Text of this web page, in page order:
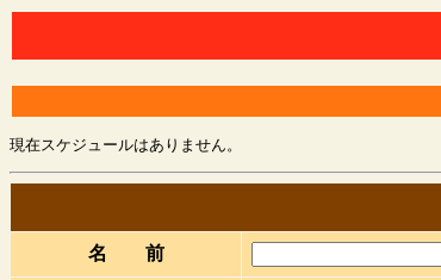
現在スケジュールはありません。
名 前